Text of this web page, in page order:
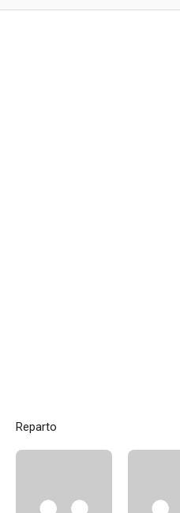
Reparto